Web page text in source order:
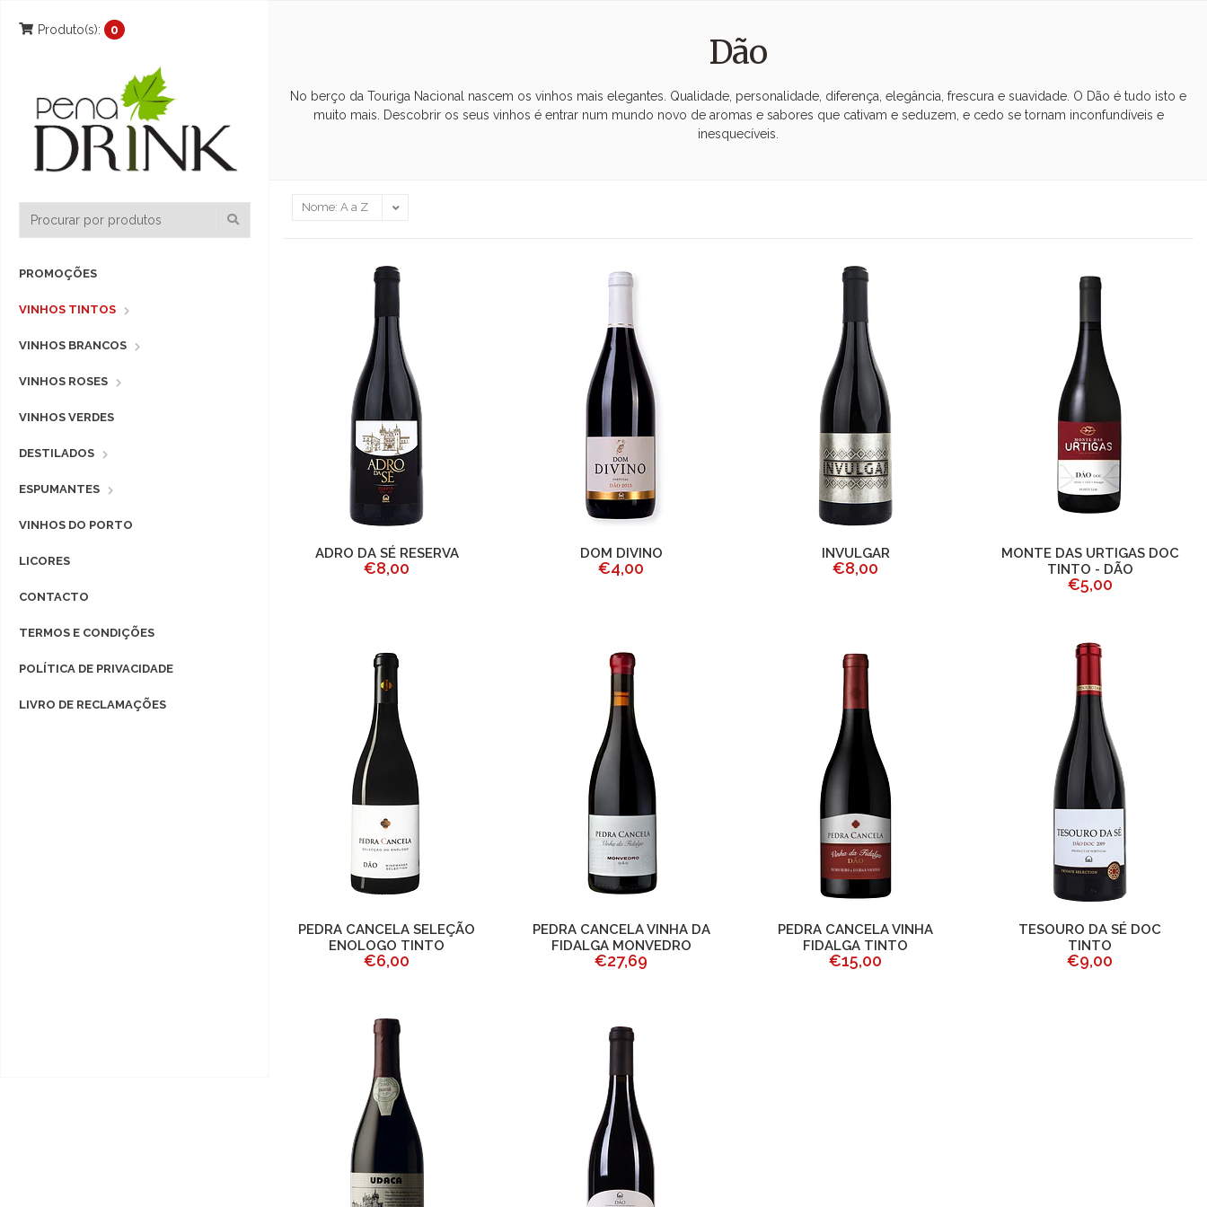
Produto(s): 0
PROMOÇÕES
VINHOS TINTOS
VINHOS BRANCOS
VINHOS ROSES
VINHOS VERDES
DESTILADOS
ESPUMANTES
VINHOS DO PORTO
LICORES
CONTACTO
TERMOS E CONDIÇÕES
POLÍTICA DE PRIVACIDADE
LIVRO DE RECLAMAÇÕES
Dão
No berço da Touriga Nacional nascem os vinhos mais elegantes. Qualidade, personalidade, diferença, elegância, frescura e suavidade. O Dão é tudo isto e
muito mais. Descobrir os seus vinhos é entrar num mundo novo de aromas e sabores que cativam e seduzem, e cedo se tornam inconfundíveis e
inesquecíveis.
ADRO DA SÉ RESERVA
€8,00
DOM DIVINO
€4,00
INVULGAR
€8,00
MONTE DAS URTIGAS DOC
TINTO - DÃO
€5,00
PEDRA CANCELA SELEÇÃO
ENOLOGO TINTO
€6,00
PEDRA CANCELA VINHA DA
FIDALGA MONVEDRO
€27,69
PEDRA CANCELA VINHA
FIDALGA TINTO
€15,00
TESOURO DA SÉ DOC
TINTO
€9,00